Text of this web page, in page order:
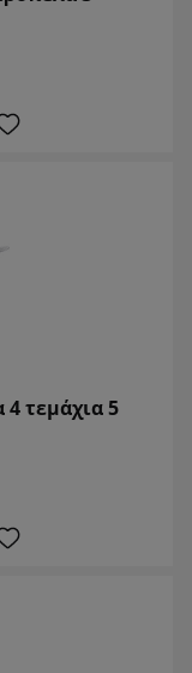
τεμάχια 5